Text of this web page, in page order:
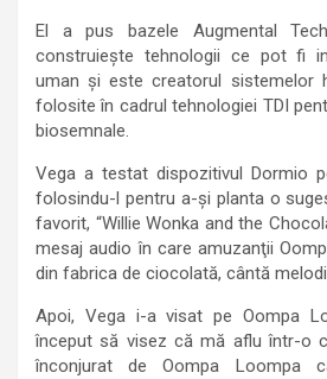
El a pus bazele Augmental
construieşte tehnologii ce pot fi
uman şi este creatorul sistemelor
folosite în cadrul tehnologiei TDI
biosemnale.
Vega a testat dispozitivul Dormio
folosindu-l pentru a-şi planta o
favorit, “Willie Wonka and the
mesaj audio în care amuzanţii
din fabrica de ciocolată, cântă
Apoi, Vega i-a visat pe Oompa
început să visez că mă aflu într-o
înconjurat de Oompa Loompa